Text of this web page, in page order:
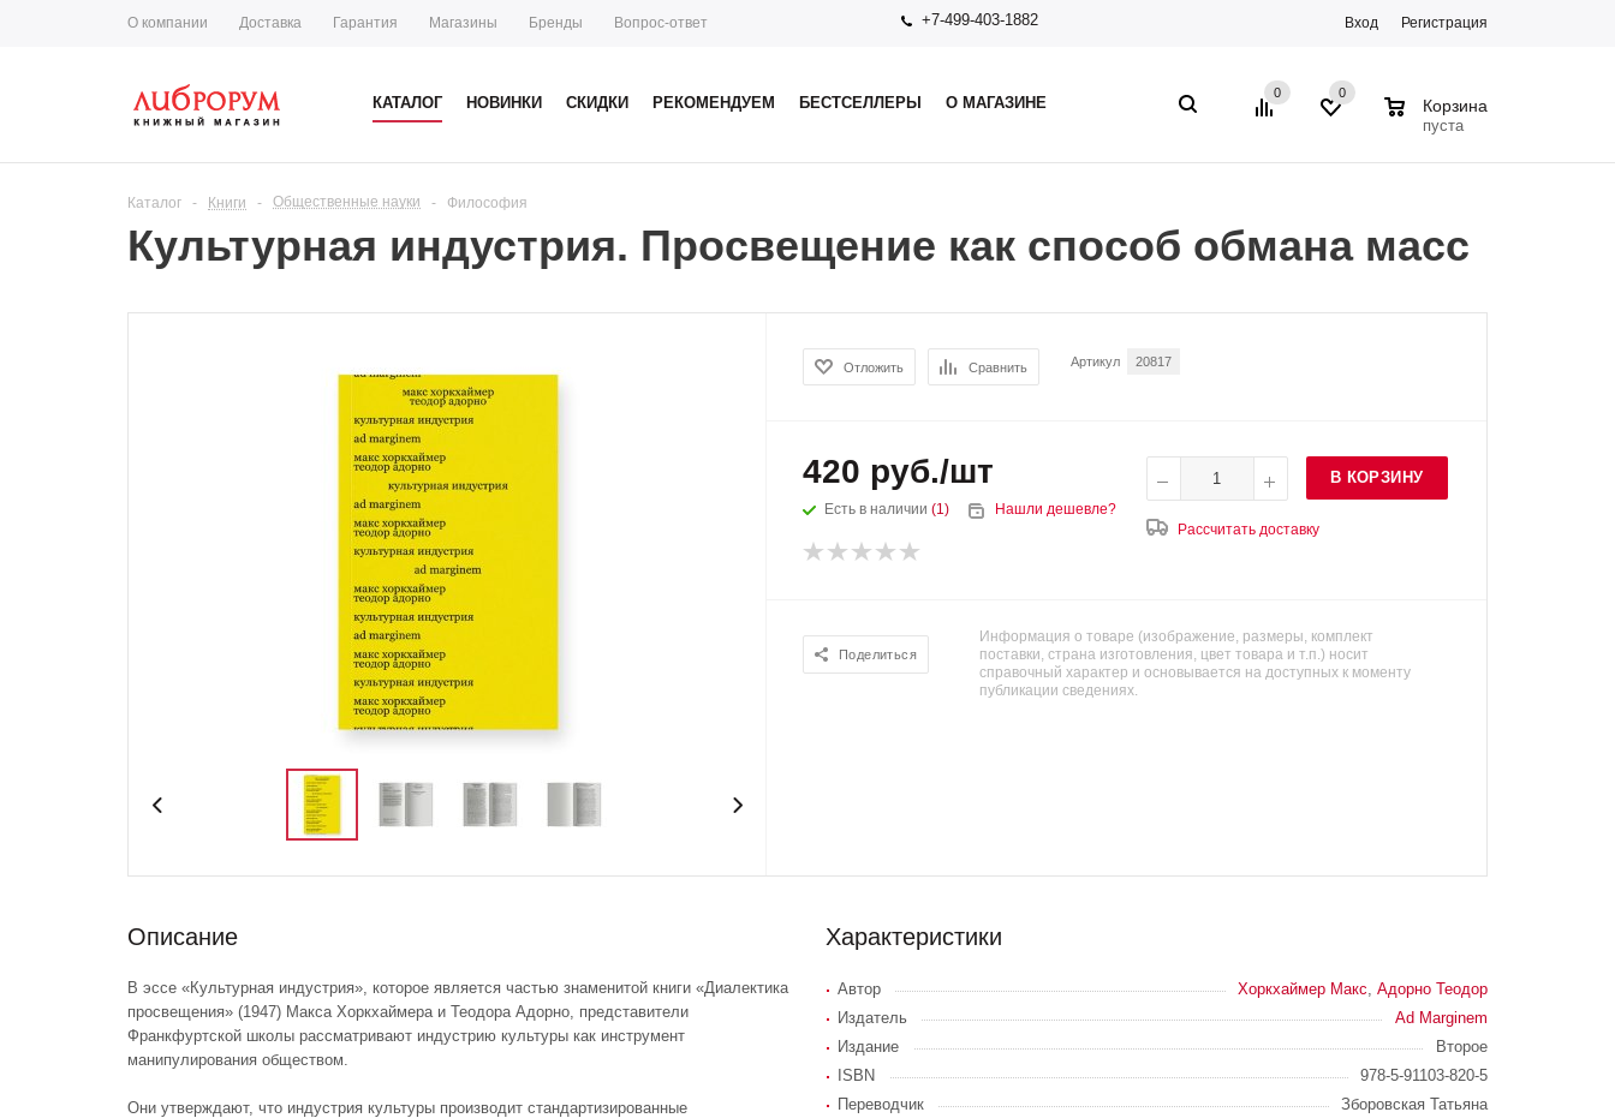
О компании Доставка Гарантия Магазины Бренды Вопрос-ответ +7-499-403-1882 Вход Регистрация
КАТАЛОГ НОВИНКИ СКИДКИ РЕКОМЕНДУЕМ БЕСТСЕЛЛЕРЫ О МАГАЗИНЕ
0 0
Корзина
пуста
Каталог - Книги - Общественные науки - Философия
Культурная индустрия. Просвещение как способ обмана масс
Отложить Сравнить Артикул 20817
420 руб./шт
Есть в наличии(1) Нашли дешевле?
В КОРЗИНУ
Рассчитать доставку
Поделиться
Информация о товаре (изображение, размеры, комплект
поставки, страна изготовления, цвет товара и т.п.) носит
справочный характер и основывается на доступных к моменту
публикации сведениях.
Описание
В эссе «Культурная индустрия», которое является частью знаменитой книги «Диалектика
просвещения» (1947) Макса Хоркхаймера и Теодора Адорно, представители
Франкфуртской школы рассматривают индустрию культуры как инструмент
манипулирования обществом.
Они утверждают, что индустрия культуры производит стандартизированные
Характеристики
Автор Хоркхаймер Макс Адорно Теодор
Издатель
Ad Marginem
Издание
Второе
ISBN
978-5-91103-820-5
Переводчик
Зборовская Татьяна